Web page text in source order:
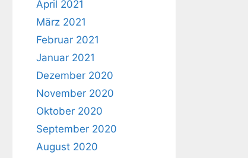
April 2021
März 2021
Februar 2021
Januar 2021
Dezember 2020
November 2020
Oktober 2020
September 2020
August 2020